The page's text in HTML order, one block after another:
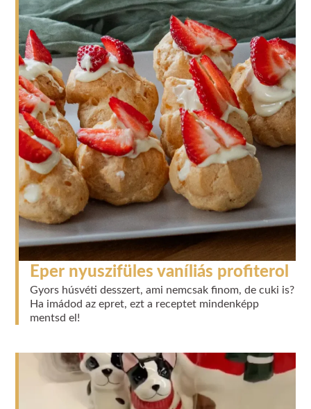
Eper nyuszifüles vaníliás profiterol
Gyors húsvéti desszert, ami nemcsak finom, de cuki is?
Ha imádod az epret, ezt a receptet mindenképp
mentsd el!